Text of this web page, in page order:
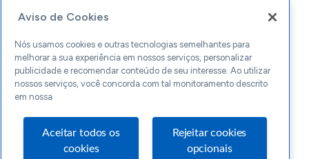
Aviso de Cookies
Nós usamos cookies e outras tecnologias semelhantes para
melhorar a sua experiência em nossos serviços, personalizar
publicidade e recomendar conteúdo de seu interesse. Ao utilizar
nossos serviços, você concorda com tal monitoramento descrito
em nossa
Aceitar todos os
cookies
Rejeitar cookies
opcionais